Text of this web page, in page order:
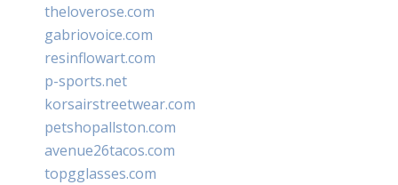
theloverose.com
gabriovoice.com
resinflowart.com
p-sports.net
korsairstreetwear.com
petshopallston.com
avenue26tacos.com
topgglasses.com